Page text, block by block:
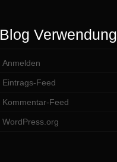
Blog Verwendung
Anmelden
Eintrags-Feed
Kommentar-Feed
WordPress.org